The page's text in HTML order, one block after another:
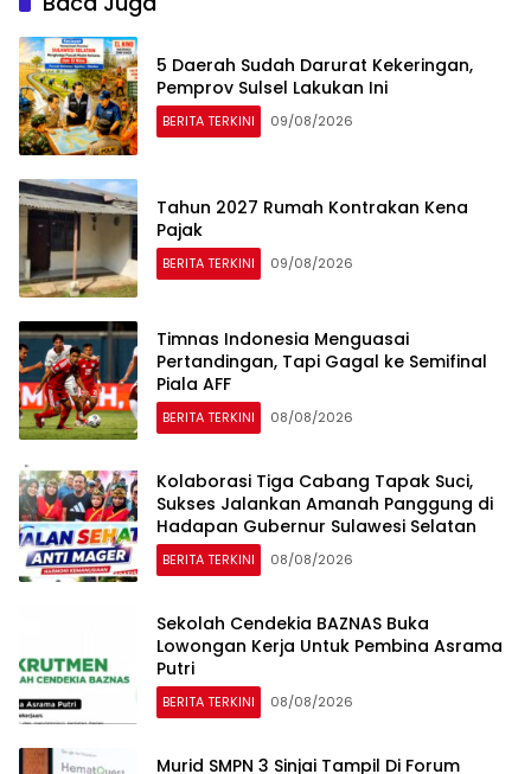
5 Daerah Sudah Darurat Kekeringan,
Pemprov Sulsel Lakukan Ini
BERITA TERKINI 09/08/2026
Tahun 2027 Rumah Kontrakan Kena
Pajak
BERITA TERKINI 09/08/2026
Timnas Indonesia Menguasai
Pertandingan, Tapi Gagal ke Semifinal
Piala AFF
BERITA TERKINI 08/08/2026
Kolaborasi Tiga Cabang Tapak Suci,
Sukses Jalankan Amanah Panggung di
Hadapan Gubernur Sulawesi Selatan
BERITA TERKINI 08/08/2026
Sekolah Cendekia BAZNAS Buka
Lowongan Kerja Untuk Pembina Asrama
Putri
BERITA TERKINI 08/08/2026
Murid SMPN 3 Sinjai Tampil Di Forum